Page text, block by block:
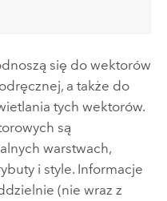
się do wektorów
a także do
tych wektorów.
są
warstwach,
i style. Informacje
(nie wraz z